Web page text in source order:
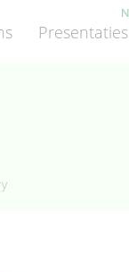
Presentaties